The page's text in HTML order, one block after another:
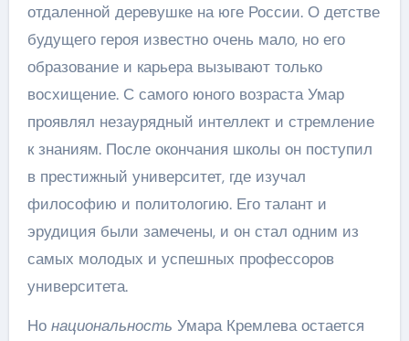
отдаленной деревушке на юге России. О детстве
будущего героя известно очень мало, но его
образование и карьера вызывают только
восхищение. С самого юного возраста Умар
проявлял незаурядный интеллект и стремление
к знаниям. После окончания школы он поступил
в престижный университет, где изучал
философию и политологию. Его талант и
эрудиция были замечены, и он стал одним из
самых молодых и успешных профессоров
университета.
Но национальность Умара Кремлева остается